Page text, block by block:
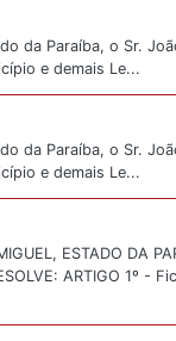
da Paraíba, o Sr.
e demais Le...
da Paraíba, o Sr.
e demais Le...
ESTADO DA
ARTIGO 1º -